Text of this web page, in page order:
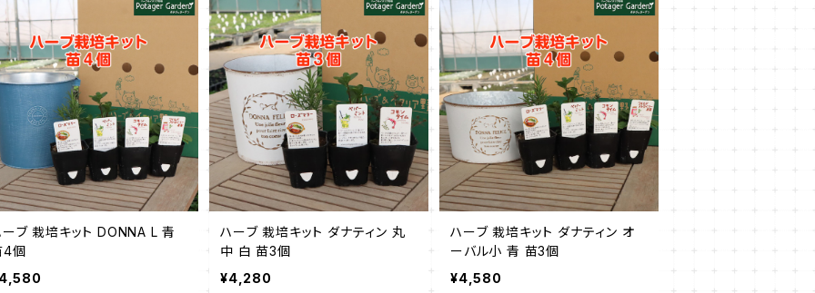
ーブ 栽培キット DONNA L 青
4個
ハーブ 栽培キット ダナティン 丸
中 白 苗3個
¥4,280
ハーブ 栽培キット ダナティン オ
ーバル小 青 苗3個
¥4,580